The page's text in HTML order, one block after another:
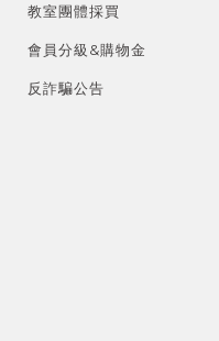
教室團體採買
會員分級&購物金
反詐騙公告